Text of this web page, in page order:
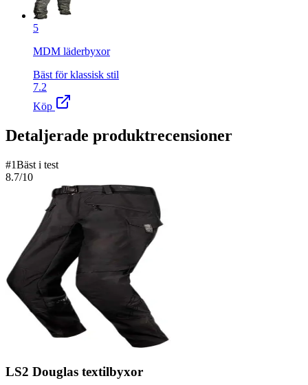
5
MDM läderbyxor
Bäst för klassisk stil
7.2
Köp
Detaljerade produktrecensioner
#1Bäst i test
8.7/10
LS2 Douglas textilbyxor